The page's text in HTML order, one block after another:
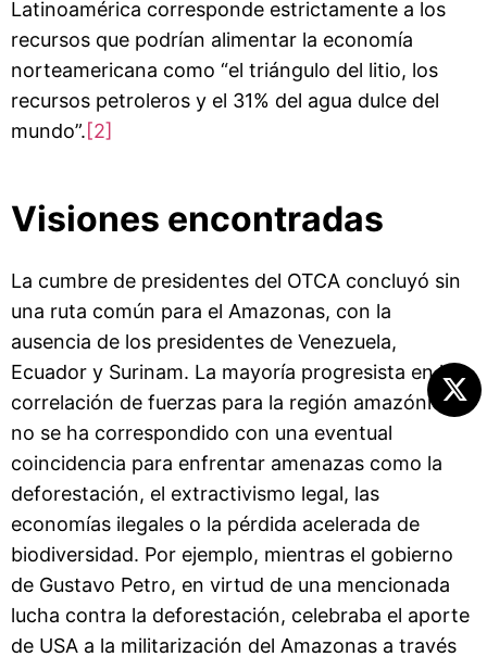
Latinoamérica corresponde estrictamente a los
recursos que podrían alimentar la economía
norteamericana como “el triángulo del litio, los
recursos petroleros y el 31% del agua dulce del
mundo”.[2]
Visiones encontradas
La cumbre de presidentes del OTCA concluyó sin
una ruta común para el Amazonas, con la
ausencia de los presidentes de Venezuela,
Ecuador y Surinam. La mayoría progresista en la
correlación de fuerzas para la región amazónica
no se ha correspondido con una eventual
coincidencia para enfrentar amenazas como la
deforestación, el extractivismo legal, las
economías ilegales o la pérdida acelerada de
biodiversidad. Por ejemplo, mientras el gobierno
de Gustavo Petro, en virtud de una mencionada
lucha contra la deforestación, celebraba el aporte
de USA a la militarización del Amazonas a través